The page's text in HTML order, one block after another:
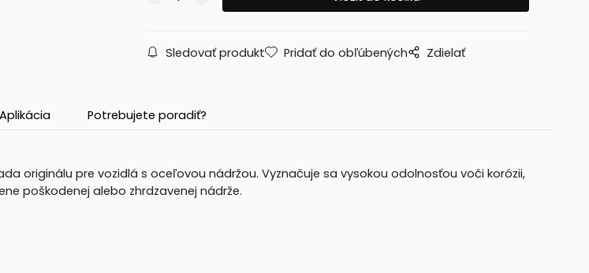
Sledovať produkt Pridať do obľúbených Zdielať
Aplikácia Potrebujete poradiť?
originálu pre vozidlá s oceľovou nádržou. Vyznačuje sa vysokou odolnosťou voči korózii,
poškodenej alebo zhrdzavenej nádrže.